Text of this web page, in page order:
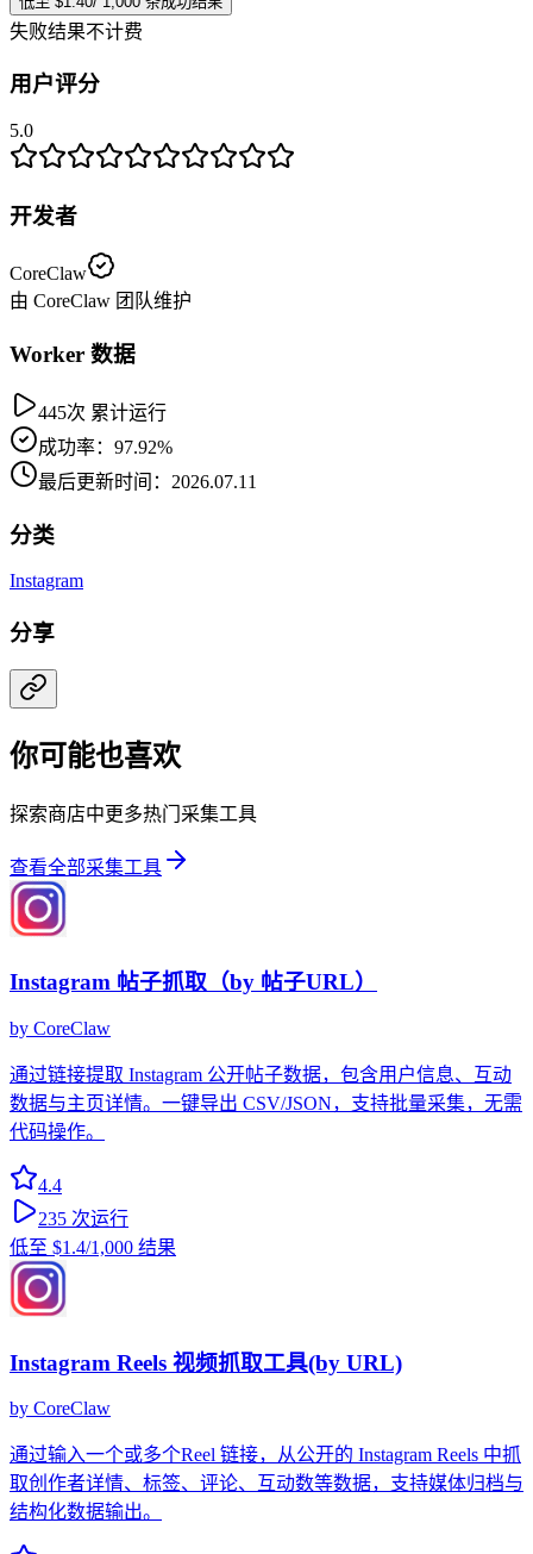
失败结果不计费
用户评分
5.0
开发者
CoreClaw
由 CoreClaw 团队维护
Worker 数据
445次 累计运行
成功率：97.92%
最后更新时间：2026.07.11
分类
Instagram
分享
你可能也喜欢
探索商店中更多热门采集工具
查看全部采集工具
Instagram 帖子抓取（by 帖子URL）
by CoreClaw
通过链接提取 Instagram 公开帖子数据，包含用户信息、互动
数据与主页详情。一键导出 CSV/JSON，支持批量采集，无需
代码操作。
4.4
235 次运行
低至 $1.4/1,000 结果
Instagram Reels 视频抓取工具(by URL)
by CoreClaw
通过输入一个或多个Reel 链接，从公开的 Instagram Reels 中抓
取创作者详情、标签、评论、互动数等数据，支持媒体归档与
结构化数据输出。